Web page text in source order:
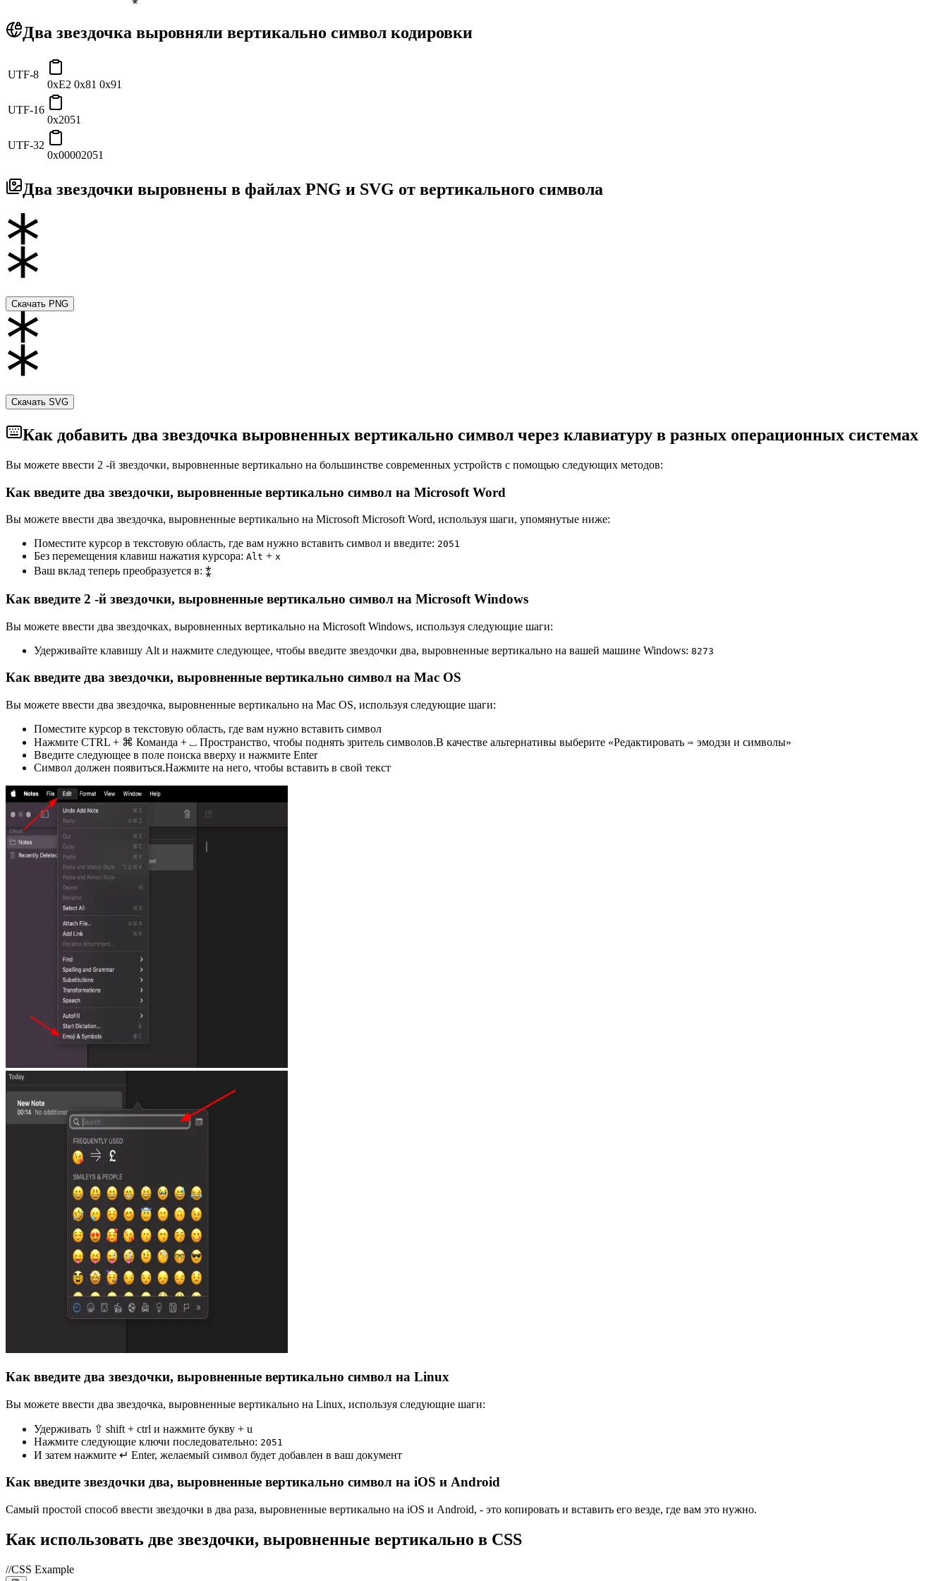
Два звездочка выровняли вертикально символ кодировки
UTF-8
0xE2 0x81 0x91
UTF-16
0x2051
UTF-32
0x00002051
Два звездочки выровнены в файлах PNG и SVG от вертикального символа
Скачать PNG
Скачать SVG
Как добавить два звездочка выровненных вертикально символ через клавиатуру в разных операционных системах
Вы можете ввести 2 -й звездочки, выровненные вертикально на большинстве современных устройств с помощью следующих методов:
Как введите два звездочки, выровненные вертикально символ на Microsoft Word
Вы можете ввести два звездочка, выровненные вертикально на Microsoft Microsoft Word, используя шаги, упомянутые ниже:
Поместите курсор в текстовую область, где вам нужно вставить символ и введите: 2051
Без перемещения клавиш нажатия курсора: Alt + x
Ваш вклад теперь преобразуется в: ⁑
Как введите 2 -й звездочки, выровненные вертикально символ на Microsoft Windows
Вы можете ввести два звездочках, выровненных вертикально на Microsoft Windows, используя следующие шаги:
Удерживайте клавишу Alt и нажмите следующее, чтобы введите звездочки два, выровненные вертикально на вашей машине Windows: 8273
Как введите два звездочки, выровненные вертикально символ на Mac OS
Вы можете ввести два звездочка, выровненные вертикально на Mac OS, используя следующие шаги:
Поместите курсор в текстовую область, где вам нужно вставить символ
Нажмите CTRL + ⌘ Команда + ⎵ Пространство, чтобы поднять зритель символов.В качестве альтернативы выберите «Редактировать ⇒ эмодзи и символы»
Введите следующее в поле поиска вверху и нажмите Enter
Символ должен появиться.Нажмите на него, чтобы вставить в свой текст
Как введите два звездочки, выровненные вертикально символ на Linux
Вы можете ввести два звездочка, выровненные вертикально на Linux, используя следующие шаги:
Удерживать ⇧ shift + ctrl и нажмите букву + u
Нажмите следующие ключи последовательно: 2051
И затем нажмите ↵ Enter, желаемый символ будет добавлен в ваш документ
Как введите звездочки два, выровненные вертикально символ на iOS и Android
Самый простой способ ввести звездочки в два раза, выровненные вертикально на iOS и Android, - это копировать и вставить его везде, где вам это нужно.
Как использовать две звездочки, выровненные вертикально в CSS
//CSS Example